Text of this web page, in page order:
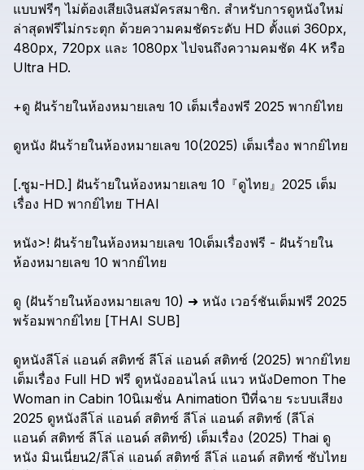
แบบฟรีๆ ไม่ต้องเสียเงินสมัครสมาชิก. สำหรับการดูหนังใหม่
ล่าสุดฟรีไม่กระตุก ด้วยความคมชัดระดับ HD ตั้งแต่ 360px,
480px, 720px และ 1080px ไปจนถึงความคมชัด 4K หรือ
Ultra HD.
+ดู ฝันร้ายในห้องหมายเลข 10 เต็มเรื่องฟรี 2025 พากย์ไทย
ดูหนัง ฝันร้ายในห้องหมายเลข 10(2025) เต็มเรื่อง พากย์ไทย
[.ซูม-HD.] ฝันร้ายในห้องหมายเลข 10『ดูไทย』2025 เต็ม
เรื่อง HD พากย์ไทย THAI
หนัง>! ฝันร้ายในห้องหมายเลข 10เต็มเรื่องฟรี - ฝันร้ายใน
ห้องหมายเลข 10 พากย์ไทย
ดู (ฝันร้ายในห้องหมายเลข 10) ➜ หนัง เวอร์ชันเต็มฟรี 2025
พร้อมพากย์ไทย [THAI SUB]
ดูหนังลีโล่ แอนด์ สติทซ์ ลีโล่ แอนด์ สติทซ์ (2025) พากย์ไทย
เต็มเรื่อง Full HD ฟรี ดูหนังออนไลน์ แนว หนังDemon The
Woman in Cabin 10นิเมชั่น Animation ปีที่ฉาย ระบบเสียง
2025 ดูหนังลีโล่ แอนด์ สติทซ์ ลีโล่ แอนด์ สติทซ์ (ลีโล่
แอนด์ สติทซ์ ลีโล่ แอนด์ สติทซ์) เต็มเรื่อง (2025) Thai ดู
หนัง มินเนี่ยน2/ลีโล่ แอนด์ สติทซ์ ลีโล่ แอนด์ สติทซ์ ซับไทย